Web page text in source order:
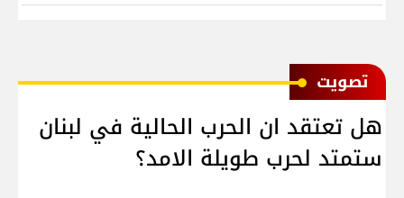
ﺗﺼﻮﻳﺖ
هل تعتقد ان الحرب الحالية في لبنان
ستمتد لحرب طويلة الامد؟